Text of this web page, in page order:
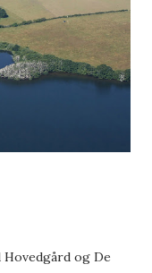
omkring Hald
er også mulighed
nyde
Medbring gerne
med...
og De